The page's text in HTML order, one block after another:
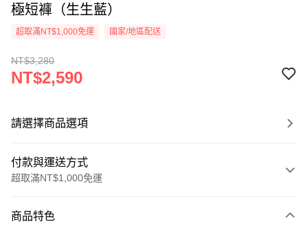
極短褲（生生藍）
超取滿NT$1,000免運 國家/地區配送
NT$3,280
NT$2,590
請選擇商品選項
付款與運送方式
超取滿NT$1,000免運
信用卡一次付款
商品特色